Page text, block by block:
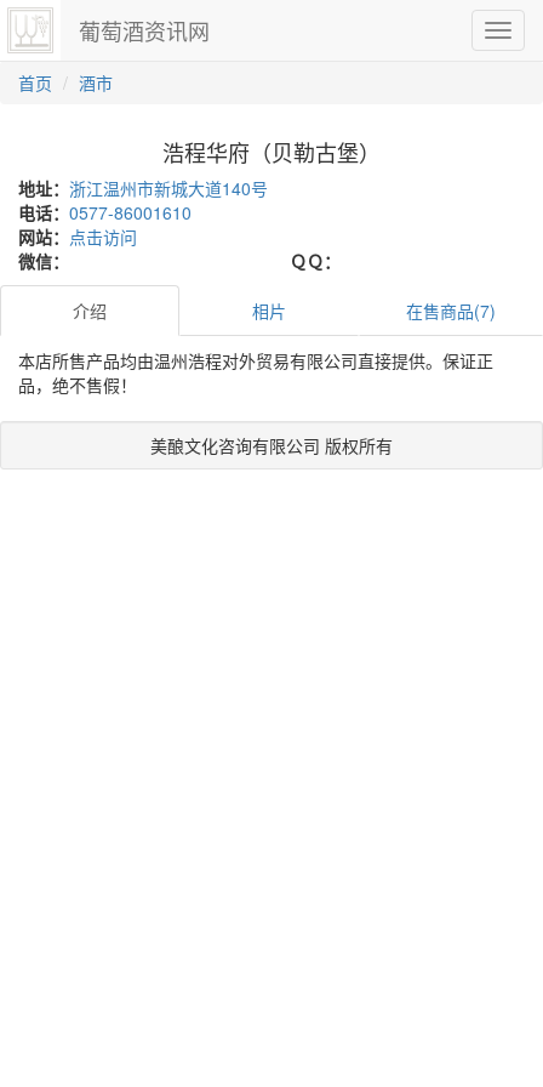
切
换
葡萄酒资讯网
首页 酒市
浩程华府（贝勒古堡）
地址： 浙江温州市新城大道140号
电话： 0577-86001610
网站： 点击访问
微信：
ＱＱ：
介绍 相片 在售商品(7)
本店所售产品均由温州浩程对外贸易有限公司直接提供。保证正
品，绝不售假！
美酿文化咨询有限公司 版权所有